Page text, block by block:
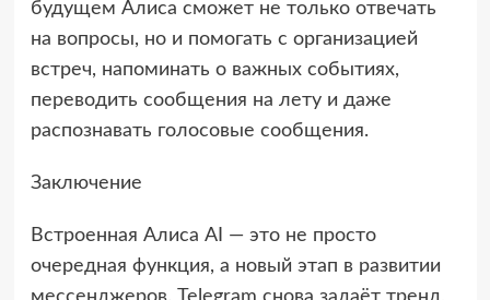
будущем Алиса сможет не только отвечать
на вопросы, но и помогать с организацией
встреч, напоминать о важных событиях,
переводить сообщения на лету и даже
распознавать голосовые сообщения.
Заключение
Встроенная Алиса AI — это не просто
очередная функция, а новый этап в развитии